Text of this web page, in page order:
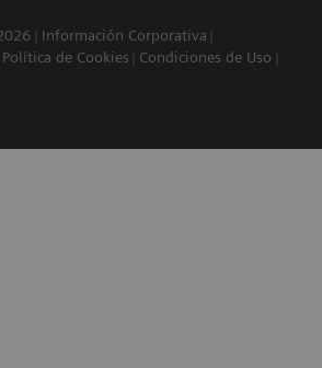
Información Corporativa
Política de Cookies
Condiciones de Uso